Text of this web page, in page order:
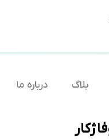
بلاگ درباره ما